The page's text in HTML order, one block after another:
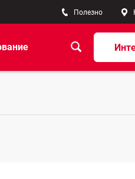
Полезно